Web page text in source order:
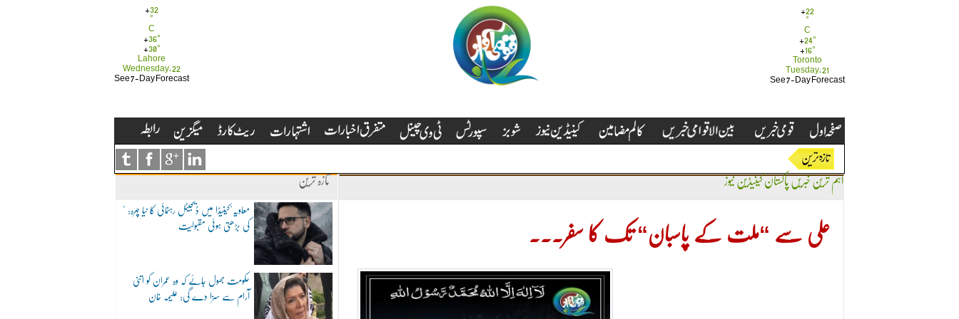
+22
°
C
+24°
+ 16°
Toronto
Tuesday, 21
See 7-Day Forecast
+32
°
C
+36°
+30°
Lahore
Wednesday, 22
See 7-Day Forecast
تازہ ترین
"معاویہ"کینیڈا میں ڈیجیٹل رہنمائی کا نیا چہرہ:
کی بڑھتی ہوئی مقبولیت
حکومت بھول جائے کہ وہ عمران کو اتنی
آرام سے سزا دے گی: علیمہ خان
اہم ترین خبریں پاکستان کینیڈین نیوز
علی سے “ملت کے پاسبان“ تک کا سفر۔۔۔